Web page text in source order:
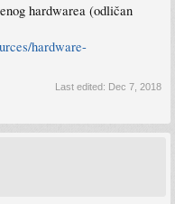
hardwarea (odličan
hardware-
Last edited: Dec 7, 2018